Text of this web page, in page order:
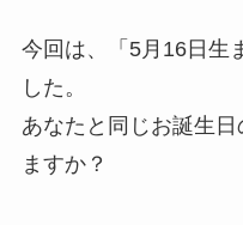
今回は、「5月16日生
した。
あなたと同じお誕生
ますか？